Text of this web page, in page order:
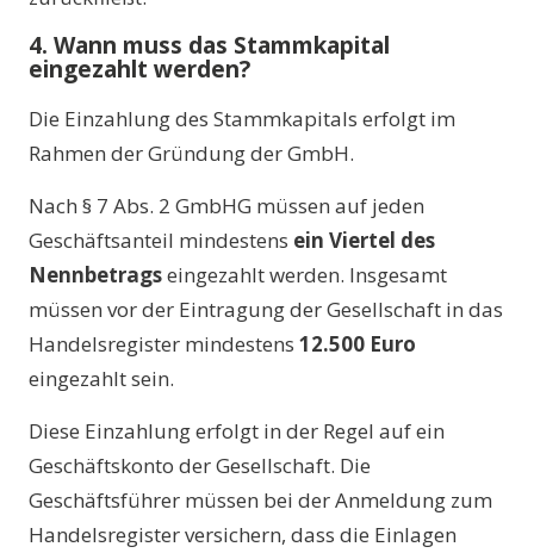
4. Wann muss das Stammkapital
eingezahlt werden?
Die Einzahlung des Stammkapitals erfolgt im
Rahmen der Gründung der GmbH.
Nach § 7 Abs. 2 GmbHG müssen auf jeden
Geschäftsanteil mindestens ein Viertel des
Nennbetragseingezahlt werden. Insgesamt
müssen vor der Eintragung der Gesellschaft in das
Handelsregister mindestens 12.500 Euro
eingezahlt sein.
Diese Einzahlung erfolgt in der Regel auf ein
Geschäftskonto der Gesellschaft. Die
Geschäftsführer müssen bei der Anmeldung zum
Handelsregister versichern, dass die Einlagen